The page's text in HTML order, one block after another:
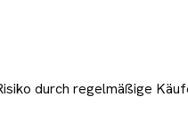
durch regelmäßige